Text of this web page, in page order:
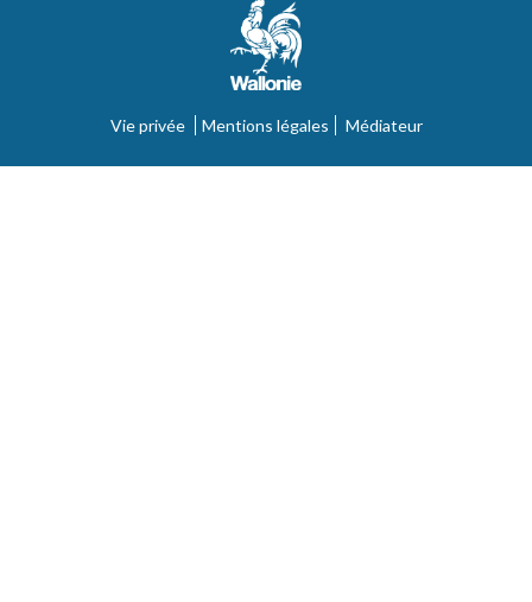
Vie privée Mentions légales Médiateur